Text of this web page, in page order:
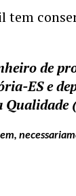
tem
de
ES e
Qualidade